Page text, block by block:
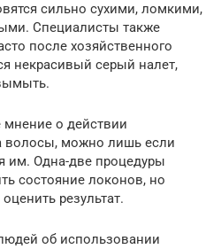
сильно сухими, ломкими,
Специалисты также
после хозяйственного
некрасивый серый налет,
мнение о действии
волосы, можно лишь если
им. Одна-две процедуры
состояние локонов, но
результат.
об использовании